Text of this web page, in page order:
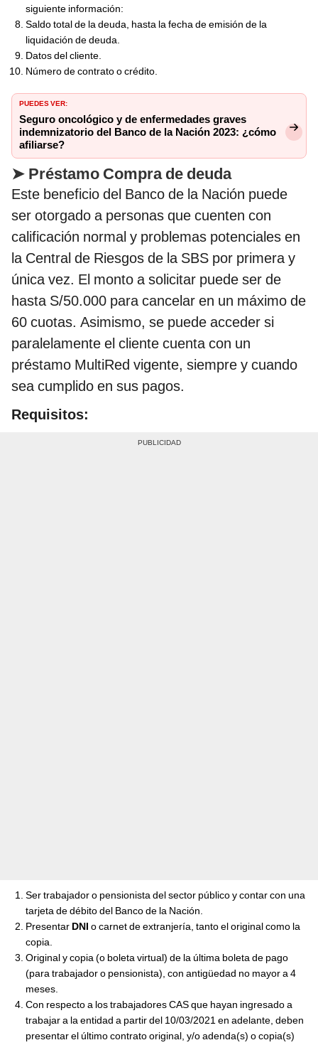
siguiente información:
Saldo total de la deuda, hasta la fecha de emisión de la
liquidación de deuda.
Datos del cliente.
Número de contrato o crédito.
PUEDES VER:
Seguro oncológico y de enfermedades graves
indemnizatorio del Banco de la Nación 2023: ¿cómo
afiliarse?
➤ Préstamo Compra de deuda
Este beneficio del Banco de la Nación puede
ser otorgado a personas que cuenten con
calificación normal y problemas potenciales en
la Central de Riesgos de la SBS por primera y
única vez. El monto a solicitar puede ser de
hasta S/50.000 para cancelar en un máximo de
60 cuotas. Asimismo, se puede acceder si
paralelamente el cliente cuenta con un
préstamo MultiRed vigente, siempre y cuando
sea cumplido en sus pagos.
Requisitos:
Ser trabajador o pensionista del sector público y contar con una
tarjeta de débito del Banco de la Nación.
Presentar DNI o carnet de extranjería, tanto el original como la
copia.
Original y copia (o boleta virtual) de la última boleta de pago
(para trabajador o pensionista), con antigüedad no mayor a 4
meses.
Con respecto a los trabajadores CAS que hayan ingresado a
trabajar a la entidad a partir del 10/03/2021 en adelante, deben
presentar el último contrato original, y/o adenda(s) o copia(s)